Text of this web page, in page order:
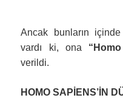
Ancak bunların
vardı ki, ona
verildi.
HOMO SAPİENS’İN